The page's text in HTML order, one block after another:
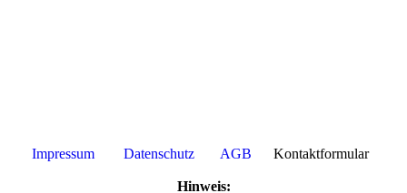
Impressum Datenschutz AGB Kontaktformular
Hinweis: